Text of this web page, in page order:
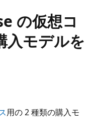
の仮想コ
入モデルを
用の 2 種類の購入モ